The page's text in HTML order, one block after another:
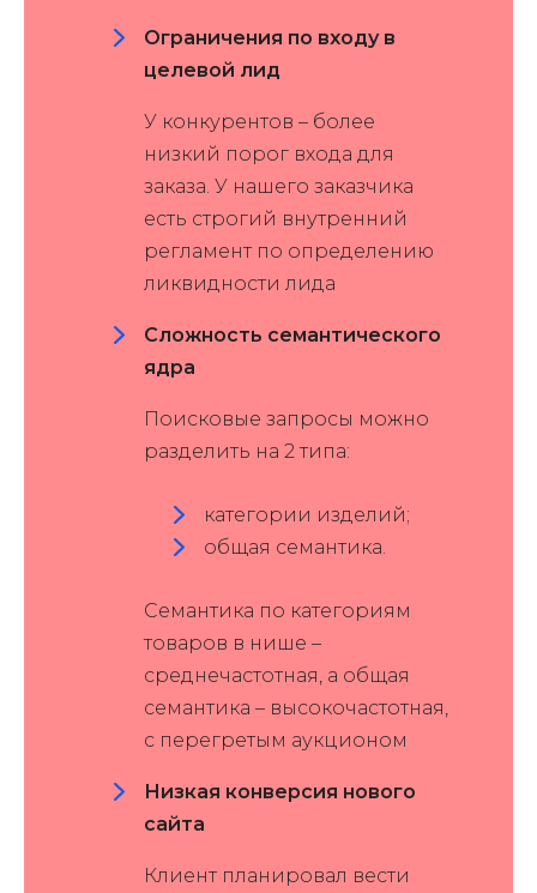
Ограничения по входу в
целевой лид
У конкурентов – более
низкий порог входа для
заказа. У нашего заказчика
есть строгий внутренний
регламент по определению
ликвидности лида
Сложность семантического
ядра
Поисковые запросы можно
разделить на 2 типа:
категории изделий;
общая семантика.
Семантика по категориям
товаров в нише –
среднечастотная, а общая
семантика – высокочастотная,
с перегретым аукционом
Низкая конверсия нового
сайта
Клиент планировал вести